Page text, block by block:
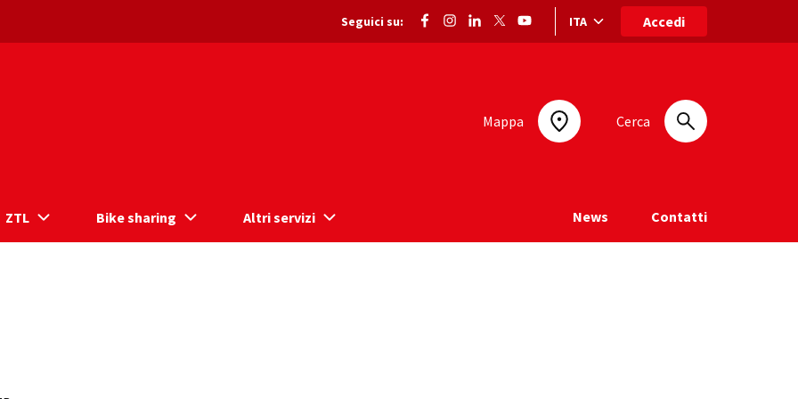
Seguici su: Selezione lingua: lingua selezionata
ITA Accedi
Mappa Cerca
ZTL Bike sharing Altri servizi News Contatti